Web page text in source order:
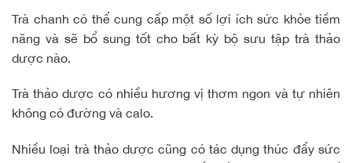
Trà chanh có thể cung cấp một số lợi ích sức khỏe tiềm
năng và sẽ bổ sung tốt cho bất kỳ bộ sưu tập trà thảo
dược nào.
Trà thảo dược có nhiều hương vị thơm ngon và tự nhiên
không có đường và calo.
Nhiều loại trà thảo dược cũng có tác dụng thúc đẩy sức